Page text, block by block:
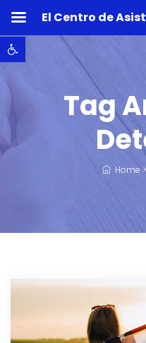
Abrir barra de herramientas
Tag
Home
El Centro de